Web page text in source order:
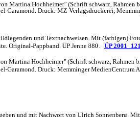
Martina Hochheimer" (Schrift schwarz, Rahmen
Garamond. Druck: MZ-Verlagsdruckerei,
und Textnachweisen. Mit (farbigen)
Original-Pappband. ÜP Jenne 880. ÜP
Martina Hochheimer" (Schrift schwarz, Rahmen
Garamond. Druck: Memminger MedienCentrum
und mit Nachwort von Ulrich